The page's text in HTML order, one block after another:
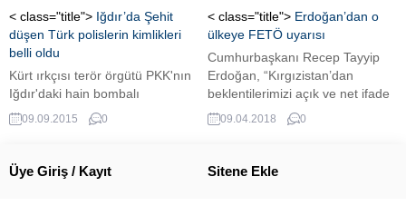
< class="title"> Iğdır’da Şehit
düşen Türk polislerin kimlikleri
belli oldu
Kürt ırkçısı terör örgütü PKK'nın
Iğdır'daki hain bombalı
saldırısında Şehit düşen
polislerden 12'sinin kimlikleri belli
09.09.2015 0
< class="title"> Erdoğan’dan o
ülkeye FETÖ uyarısı
Cumhurbaşkanı Recep Tayyip
Erdoğan, “Kırgızistan’dan
beklentilerimizi açık ve net ifade
ettik. Bu meselenin ülkemiz ve
milletimiz için anlamı Türk-Kırgız
özellikle vurguladık. Sayın
09.04.2018 0
Üye Giriş / Kayıt Sitene Ekle